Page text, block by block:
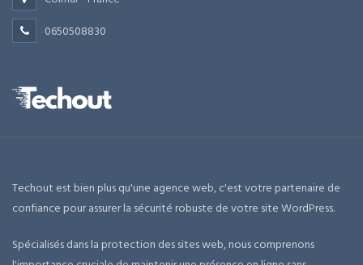
0650508830
Techout est bien plus qu'une agence web, c'est votre partenaire de
confiance pour assurer la sécurité robuste de votre site WordPress.
Spécialisés dans la protection des sites web, nous comprenons